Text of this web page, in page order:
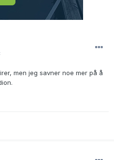
men jeg savner noe mer på å